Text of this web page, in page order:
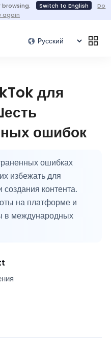
Switch to English
Do
again
для
ошибок
ошибках
избежать для
контента.
на платформе и
в международных